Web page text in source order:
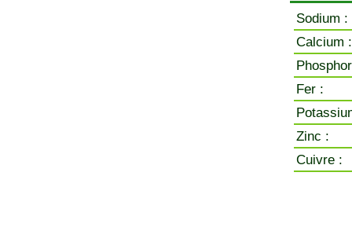
Sodium :
Calcium :
Fer :
Zinc :
Cuivre :